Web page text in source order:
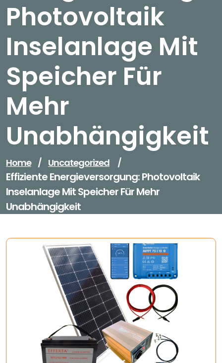
Photovoltaik
Inselanlage Mit
Speicher Für
Mehr
Unabhängigkeit
Home / Uncategorized /
Effiziente Energieversorgung: Photovoltaik
Inselanlage Mit Speicher Für Mehr
Unabhängigkeit